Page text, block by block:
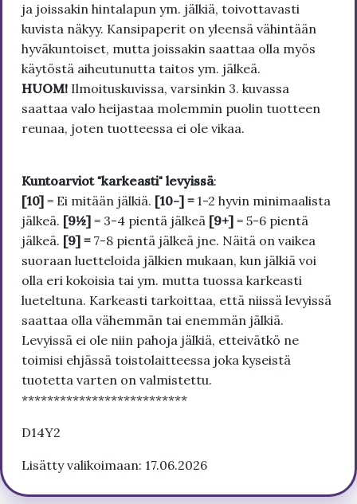
ja joissakin hintalapun ym. jälkiä, toivottavasti
kuvista näkyy. Kansipaperit on yleensä vähintään
hyväkuntoiset, mutta joissakin saattaa olla myös
käytöstä aiheutunutta taitos ym. jälkeä.
HUOM! Ilmoituskuvissa, varsinkin 3. kuvassa
saattaa valo heijastaa molemmin puolin tuotteen
reunaa, joten tuotteessa ei ole vikaa.
Kuntoarviot "karkeasti" levyissä:
[10] = Ei mitään jälkiä. [10-] = 1-2 hyvin minimaalista
jälkeä. [9½] = 3-4 pientä jälkeä [9+] = 5-6 pientä
jälkeä. [9] = 7-8 pientä jälkeä jne. Näitä on vaikea
suoraan luetteloida jälkien mukaan, kun jälkiä voi
olla eri kokoisia tai ym. mutta tuossa karkeasti
lueteltuna. Karkeasti tarkoittaa, että niissä levyissä
saattaa olla vähemmän tai enemmän jälkiä.
Levyissä ei ole niin pahoja jälkiä, etteivätkö ne
toimisi ehjässä toistolaitteessa joka kyseistä
tuotetta varten on valmistettu.
**************************
D14Y2
Lisätty valikoimaan: 17.06.2026